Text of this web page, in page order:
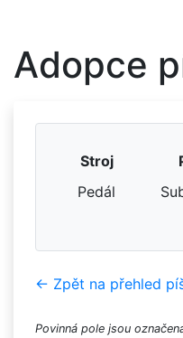
Adopce
Stroj
Pedál
← Zpět na přehled
Povinná pole jsou